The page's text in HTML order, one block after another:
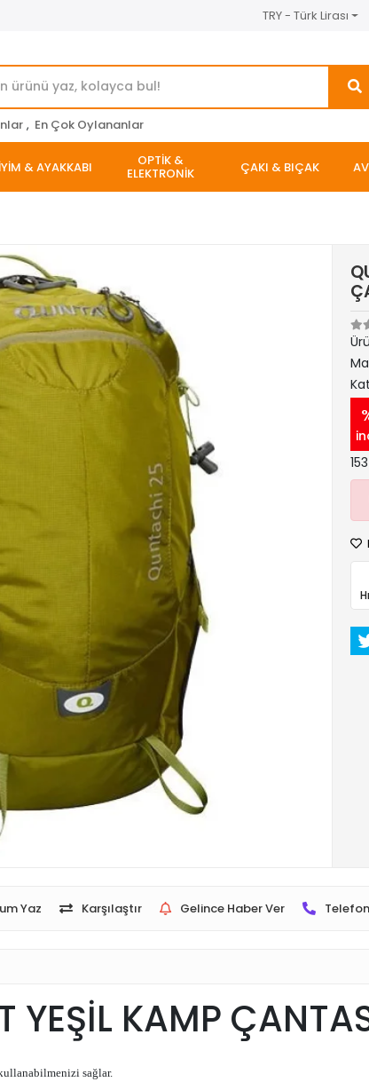
TRY - Türk Lirası
, En Çok Oylananlar
& AYAKKABI OPTİK &
ELEKTRONİK ÇAKI & BIÇAK
Yaz Karşılaştır Gelince Haber Ver
YEŞİL KAMP
sağlar.